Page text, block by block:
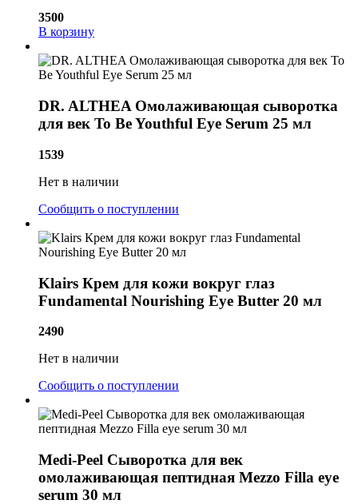
3500
В корзину
DR. ALTHEA Омолаживающая сыворотка
для век To Be Youthful Eye Serum 25 мл
1539
Нет в наличии
Сообщить о поступлении
Klairs Крем для кожи вокруг глаз
Fundamental Nourishing Eye Butter 20 мл
2490
Нет в наличии
Сообщить о поступлении
Medi-Peel Сыворотка для век
омолаживающая пептидная Mezzo Filla eye
serum 30 мл